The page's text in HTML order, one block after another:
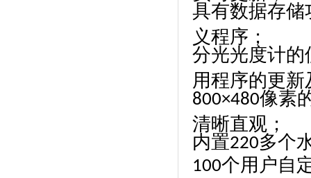
具有数据存
义程序；
分光光度计
用程序的更
800×480像素
清晰直观；
内置220多个
100个用户自